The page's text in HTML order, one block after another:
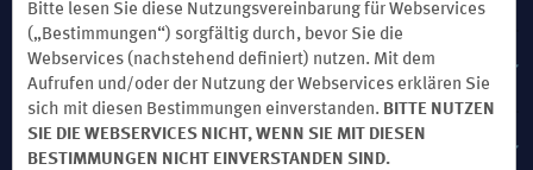
MITGLIEDER-SUPPORT
BESTIMMUNGEN
Bitte lesen Sie diese Nutzungsvereinbarung für Webservices
(„Bestimmungen“) sorgfältig durch, bevor Sie die
Webservices (nachstehend definiert) nutzen. Mit dem
Aufrufen und/oder der Nutzung der Webservices erklären Sie
sich mit diesen Bestimmungen einverstanden. BITTE NUTZEN
SIE DIE WEBSERVICES NICHT, WENN SIE MIT DIESEN
BESTIMMUNGEN NICHT EINVERSTANDEN SIND.